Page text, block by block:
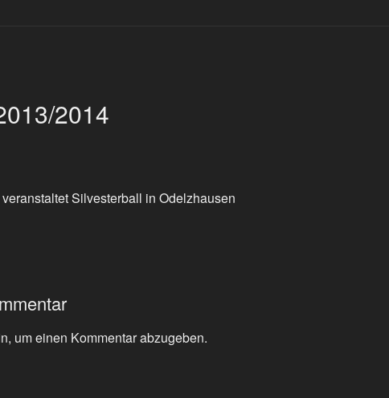
2014
Silvesterball in Odelzhausen
um einen Kommentar abzugeben.